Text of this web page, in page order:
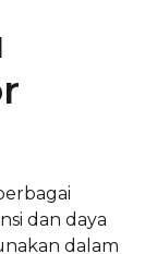
dan daya
dalam